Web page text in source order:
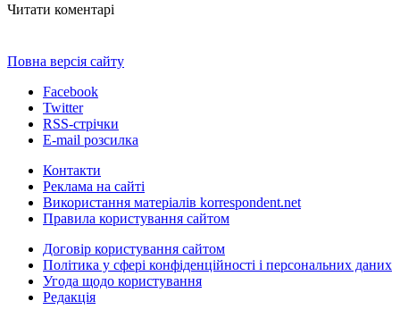
Читати коментарі
Повна версія сайту
Facebook
Twitter
RSS-стрічки
E-mail розсилка
Контакти
Реклама на сайті
Використання матеріалів korrespondent.net
Правила користування сайтом
Договір користування сайтом
Політика у сфері конфіденційності і персональних даних
Угода щодо користування
Редакція